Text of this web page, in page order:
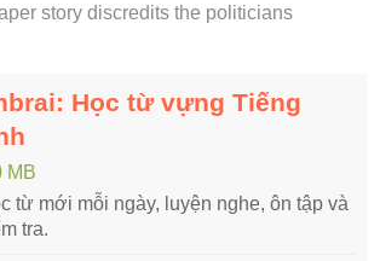
story discredits the politicians
Học từ vựng Tiếng
MB
từ mới mỗi ngày, luyện nghe, ôn tập và
tra.